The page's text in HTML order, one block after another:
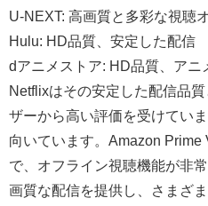
U-NEXT: 高画質と多彩な視聴
Hulu: HD品質、安定した配信
dアニメストア: HD品質、アニ
Netflixはその安定した配信品
ザーから高い評価を受けてい
向いています。Amazon
で、オフライン視聴機能が非
画質な配信を提供し、さまざ